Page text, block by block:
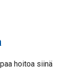
hoitoa siinä